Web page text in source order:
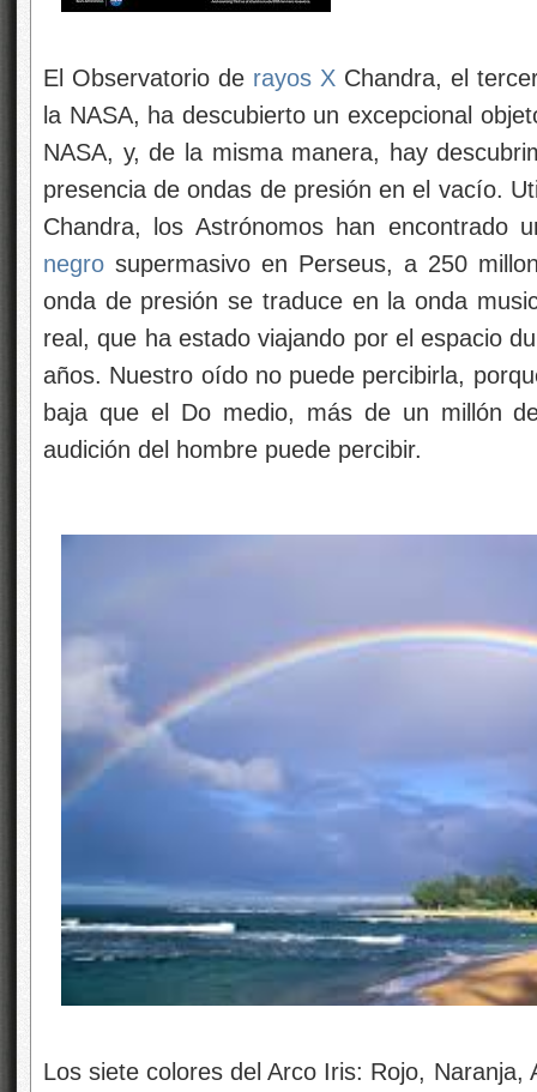
El Observatorio de rayos X Chandra, el
la NASA, ha descubierto un excepcional
NASA, y, de la misma manera, hay
presencia de ondas de presión en el vacío.
Chandra, los Astrónomos han encontrado
negro supermasivo en Perseus, a 250
onda de presión se traduce en la onda
real, que ha estado viajando por el espacio
años. Nuestro oído no puede percibirla,
baja que el Do medio, más de un millón
audición del hombre puede percibir.
Los siete colores del Arco Iris: Rojo, Naranja,